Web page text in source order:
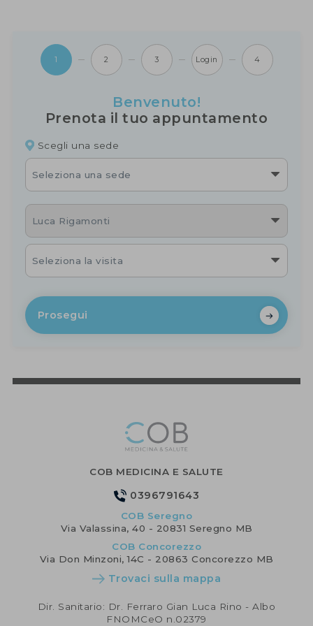
1 2 3 Login 4
Benvenuto!
Prenota il tuo appuntamento
Scegli una sede
Seleziona una sede
Luca Rigamonti
Seleziona la visita
Prosegui
COB MEDICINA E SALUTE
0396791643
COB Seregno
Via Valassina, 40 - 20831 Seregno MB
COB Concorezzo
Via Don Minzoni, 14C - 20863 Concorezzo MB
Trovaci sulla mappa
Dir. Sanitario: Dr. Ferraro Gian Luca Rino - Albo
FNOMCeO n.02379